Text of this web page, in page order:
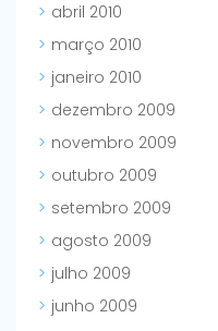
abril 2010
março 2010
janeiro 2010
dezembro 2009
novembro 2009
outubro 2009
setembro 2009
agosto 2009
julho 2009
junho 2009